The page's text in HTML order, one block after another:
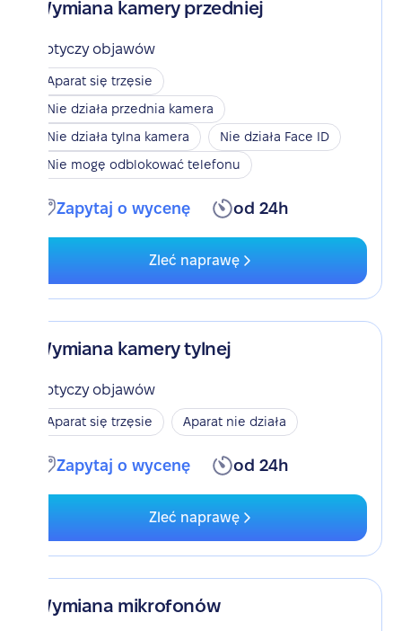
Wymiana kamery przedniej
Dotyczy objawów
Aparat się trzęsie
Nie działa przednia kamera
Nie działa tylna kamera
Nie działa Face ID
Nie mogę odblokować telefonu
Zapytaj o wycenę od 24h
Zleć naprawę
Wymiana kamery tylnej
Dotyczy objawów
Aparat się trzęsie Aparat nie działa
Zapytaj o wycenę od 24h
Zleć naprawę
Wymiana mikrofonów